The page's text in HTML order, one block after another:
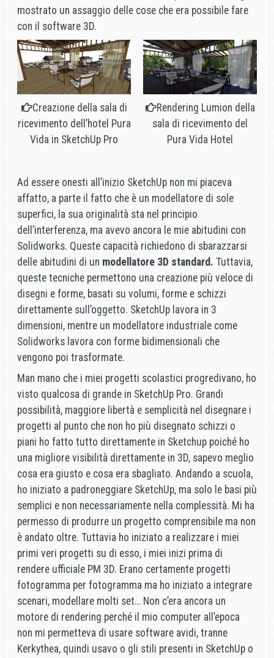
mostrato un assaggio delle cose che era possibile fare
con il software 3D.
Creazione della sala di
ricevimento dell’hotel Pura
Vida in SketchUp Pro
Rendering Lumion della
sala di ricevimento del
Pura Vida Hotel
Ad essere onesti all’inizio SketchUp non mi piaceva
affatto, a parte il fatto che è un modellatore di sole
superfici, la sua originalità sta nel principio
dell’interferenza, ma avevo ancora le mie abitudini con
Solidworks. Queste capacità richiedono di sbarazzarsi
delle abitudini di un modellatore 3D standard. Tuttavia,
queste tecniche permettono una creazione più veloce di
disegni e forme, basati su volumi, forme e schizzi
direttamente sull’oggetto. SketchUp lavora in 3
dimensioni, mentre un modellatore industriale come
Solidworks lavora con forme bidimensionali che
vengono poi trasformate.
Man mano che i miei progetti scolastici progredivano, ho
visto qualcosa di grande in SketchUp Pro. Grandi
possibilità, maggiore libertà e semplicità nel disegnare i
progetti al punto che non ho più disegnato schizzi o
piani ho fatto tutto direttamente in Sketchup poiché ho
una migliore visibilità direttamente in 3D, sapevo meglio
cosa era giusto e cosa era sbagliato. Andando a scuola,
ho iniziato a padroneggiare SketchUp, ma solo le basi più
semplici e non necessariamente nella complessità. Mi ha
permesso di produrre un progetto comprensibile ma non
è andato oltre. Tuttavia ho iniziato a realizzare i miei
primi veri progetti su di esso, i miei inizi prima di
rendere ufficiale PM 3D. Erano certamente progetti
fotogramma per fotogramma ma ho iniziato a integrare
scenari, modellare molti set… Non c’era ancora un
motore di rendering perché il mio computer all’epoca
non mi permetteva di usare software avidi, tranne
Kerkythea, quindi usavo o gli stili presenti in SketchUp o